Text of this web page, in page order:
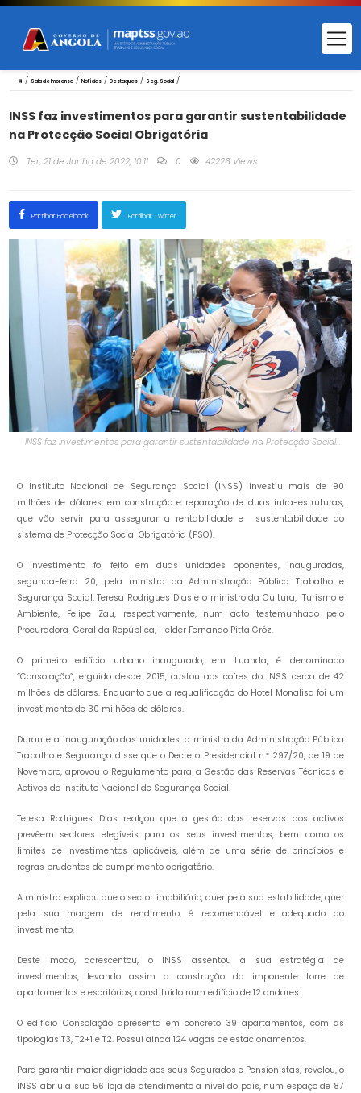
/ Sala de Imprensa/ Notícias/ Destaques/ Seg. Social/
INSS faz investimentos para garantir sustentabilidade
na Protecção Social Obrigatória
Ter, 21 de Junho de 2022, 10:11 0 42226 Views
Partilhar Facebook Partilhar Twitter
INSS faz investimentos para garantir sustentabilidade na Protecção Social
O Instituto Nacional de Segurança Social (INSS) investiu mais de 90
milhões de dólares, em construção e reparação de duas infra-estruturas,
que vão servir para assegurar a rentabilidade e sustentabilidade do
sistema de Protecção Social Obrigatória (PSO).
O investimento foi feito em duas unidades oponentes, inauguradas,
segunda-feira 20, pela ministra da Administração Pública Trabalho e
Segurança Social, Teresa Rodrigues Dias e o ministro da Cultura, Turismo e
Ambiente, Felipe Zau, respectivamente, num acto testemunhado pelo
Procuradora-Geral da República, Helder Fernando Pitta Gróz.
O primeiro edifício urbano inaugurado, em Luanda, é denominado
“Consolação”, erguido desde 2015, custou aos cofres do INSS cerca de 42
milhões de dólares. Enquanto que a requalificação do Hotel Monalisa foi um
investimento de 30 milhões de dólares.
Durante a inauguração das unidades, a ministra da Administração Pública
Trabalho e Segurança disse que o Decreto Presidencial n.º 297/20, de 19 de
Novembro, aprovou o Regulamento para a Gestão das Reservas Técnicas e
Activos do Instituto Nacional de Segurança Social.
Teresa Rodrigues Dias realçou que a gestão das reservas dos activos
prevêem sectores elegíveis para os seus investimentos, bem como os
limites de investimentos aplicáveis, além de uma série de princípios e
regras prudentes de cumprimento obrigatório.
A ministra explicou que o sector imobiliário, quer pela sua estabilidade, quer
pela sua margem de rendimento, é recomendável e adequado ao
investimento.
Deste modo, acrescentou, o INSS assentou a sua estratégia de
investimentos, levando assim a construção da imponente torre de
apartamentos e escritórios, constituído num edifício de 12 andares.
O edifício Consolação apresenta em concreto 39 apartamentos, com as
tipologias T3, T2+1 e T2. Possui ainda 124 vagas de estacionamentos.
Para garantir maior dignidade aos seus Segurados e Pensionistas, revelou, o
INSS abriu a sua 56 loja de atendimento a nível do país, num espaço de 87